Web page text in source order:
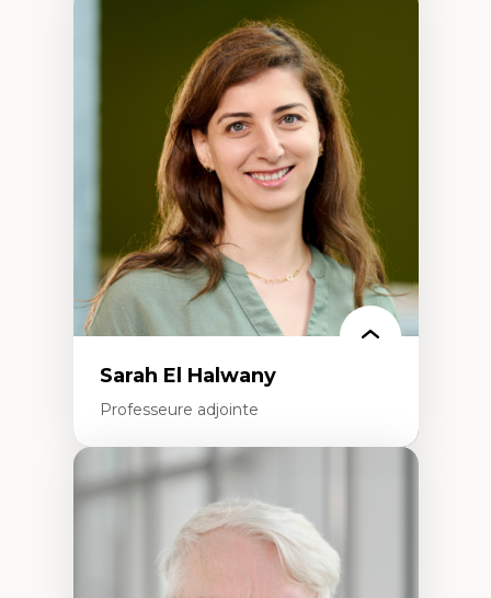
Démocratisation des nouvelles
technologies et biotechnologies
Données ouvertes
Bioart, programmation et électronique
créatives
Histoire sociale et culturelle des
technologies numériques
Résistances et droits numériques
Internet des objets
Métavers
Problématiques relatives à l’intelligence
artificielle, l’apprentissage machine et les
hautes technologies
Féminismes et nouvelles technologies
Sarah El Halwany
Professeure adjointe
Expertises
Les apports pédagogiques des théories de
l'affect, du posthumanisme, du féminisme
dans l'éducation aux sciences
L'apprentissage des sciences/STIM dans une
perspective socioécologique de care